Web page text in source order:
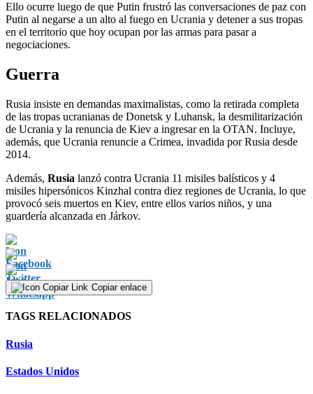
Ello ocurre luego de que Putin frustró las conversaciones de paz con
Putin al negarse a un alto al fuego en Ucrania y detener a sus tropas
en el territorio que hoy ocupan por las armas para pasar a
negociaciones.
Guerra
Rusia insiste en demandas maximalistas, como la retirada completa
de las tropas ucranianas de Donetsk y Luhansk, la desmilitarización
de Ucrania y la renuncia de Kiev a ingresar en la OTAN. Incluye,
además, que Ucrania renuncie a Crimea, invadida por Rusia desde
2014.
Además, Rusia lanzó contra Ucrania 11 misiles balísticos y 4
misiles hipersónicos Kinzhal contra diez regiones de Ucrania, lo que
provocó seis muertos en Kiev, entre ellos varios niños, y una
guardería alcanzada en Járkov.
Copiar enlace
TAGS RELACIONADOS
Rusia
Estados Unidos